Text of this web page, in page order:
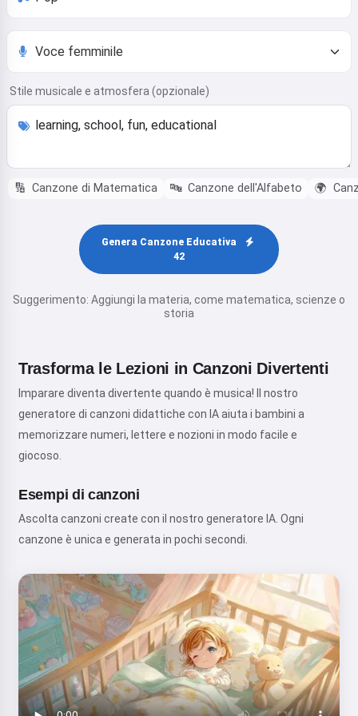
Stile musicale e atmosfera (opzionale)
🔢 Canzone di Matematica 🔤 Canzone dell'Alfabeto 🌍
Genera Canzone Educativa
42
Suggerimento: Aggiungi la materia, come matematica, scienze o
storia
Trasforma le Lezioni in Canzoni Divertenti
Imparare diventa divertente quando è musica! Il nostro
generatore di canzoni didattiche con IA aiuta i bambini a
memorizzare numeri, lettere e nozioni in modo facile e
giocoso.
Esempi di canzoni
Ascolta canzoni create con il nostro generatore IA. Ogni
canzone è unica e generata in pochi secondi.
Ciao! Sono Storiko 👋
Racconto magiche favole della
buonanotte per i tuoi bambini 🌟
Leggi una favola